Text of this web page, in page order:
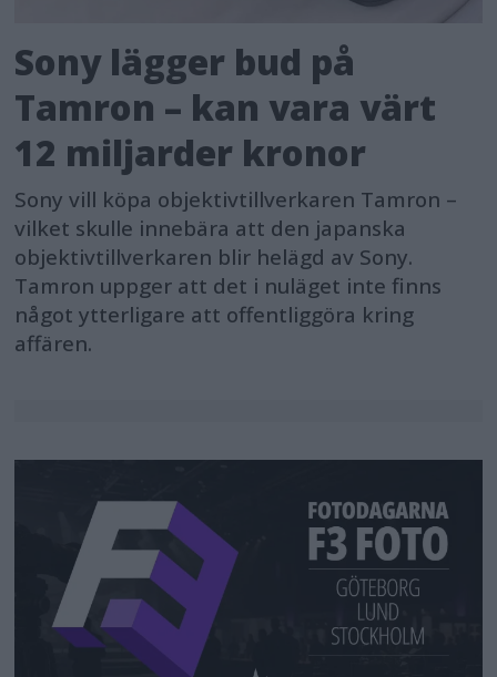
Sony lägger bud på
Tamron – kan vara värt
12 miljarder kronor
Sony vill köpa objektivtillverkaren Tamron –
vilket skulle innebära att den japanska
objektivtillverkaren blir helägd av Sony.
Tamron uppger att det i nuläget inte finns
något ytterligare att offentliggöra kring
affären.